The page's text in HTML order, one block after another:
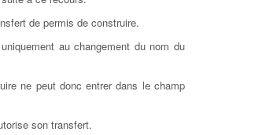
de permis de construire.
au changement du nom du
ne peut donc entrer dans le champ
son transfert.